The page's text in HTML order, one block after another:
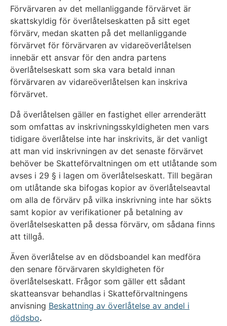
Förvärvaren av det mellanliggande förvärvet är
skattskyldig för överlåtelseskatten på sitt eget
förvärv, medan skatten på det mellanliggande
förvärvet för förvärvaren av vidareöverlåtelsen
innebär ett ansvar för den andra partens
överlåtelseskatt som ska vara betald innan
förvärvaren av vidareöverlåtelsen kan inskriva
förvärvet.
Då överlåtelsen gäller en fastighet eller arrenderätt
som omfattas av inskrivningsskyldigheten men vars
tidigare överlåtelse inte har inskrivits, är det vanligt
att man vid inskrivningen av det senaste förvärvet
behöver be Skatteförvaltningen om ett utlåtande som
avses i 29 § i lagen om överlåtelseskatt. Till begäran
om utlåtande ska bifogas kopior av överlåtelseavtal
om alla de förvärv på vilka inskrivning inte har sökts
samt kopior av verifikationer på betalning av
överlåtelseskatten på dessa förvärv, om sådana finns
att tillgå.
Även överlåtelse av en dödsboandel kan medföra
den senare förvärvaren skyldigheten för
överlåtelseskatt. Frågor som gäller ett sådant
skatteansvar behandlas i Skatteförvaltningens
anvisning Beskattning av överlåtelse av andel i
dödsbo.